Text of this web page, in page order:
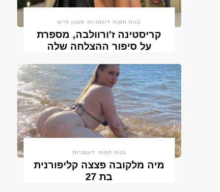
בנות חמות דוגמניות סגנון חיים
קריסטינה ז'ורוולבה, מספרת
על סיפור ההצלחה שלה
בנות חמות דוגמניות
מיה מלקובה פצצה קליפורנית
בת 27